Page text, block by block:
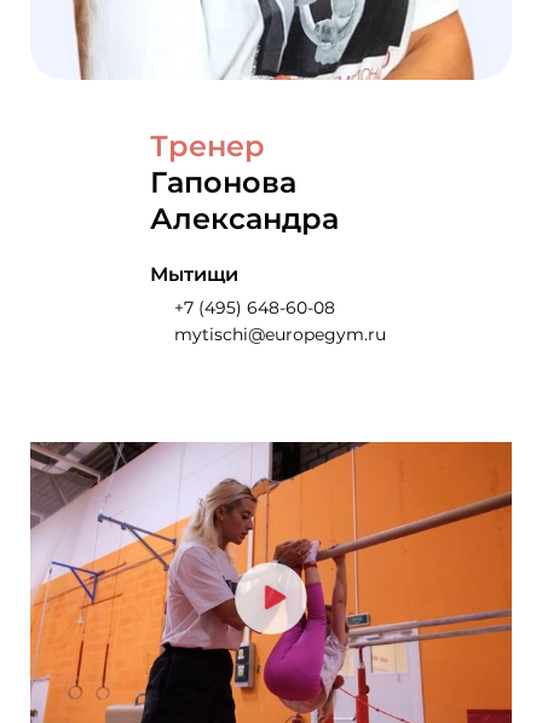
Тренер
Гапонова
Александра
Мытищи
+7 (495) 648-60-08
mytischi@europegym.ru